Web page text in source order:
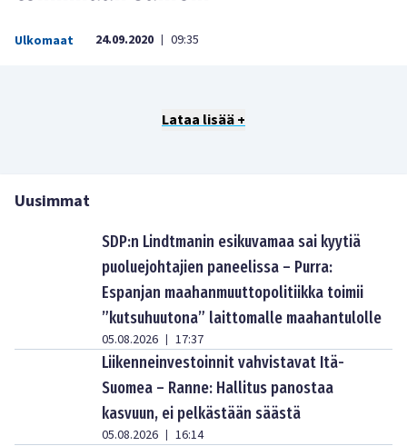
Ulkomaat 24.09.2020 | 09:35
Lataa lisää +
Uusimmat
SDP:n Lindtmanin esikuvamaa sai kyytiä
puoluejohtajien paneelissa – Purra:
Espanjan maahanmuuttopolitiikka toimii
”kutsuhuutona” laittomalle maahantulolle
05.08.2026 | 17:37
Liikenneinvestoinnit vahvistavat Itä-
Suomea – Ranne: Hallitus panostaa
kasvuun, ei pelkästään säästä
05.08.2026 | 16:14